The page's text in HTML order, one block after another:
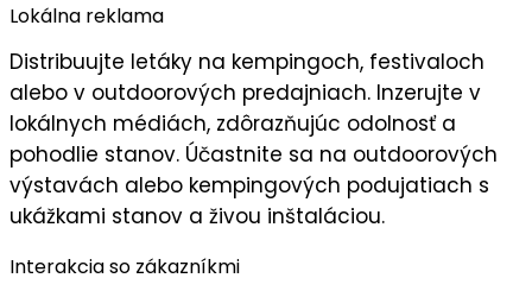
Lokálna reklama
Distribuujte letáky na kempingoch, festivaloch
alebo v outdoorových predajniach. Inzerujte v
lokálnych médiách, zdôrazňujúc odolnosťa
pohodlie stanov. Účastnite sa na outdoorových
výstavách alebo kempingových podujatiach s
ukážkami stanov a živou inštaláciou.
Interakcia so zákazníkmi